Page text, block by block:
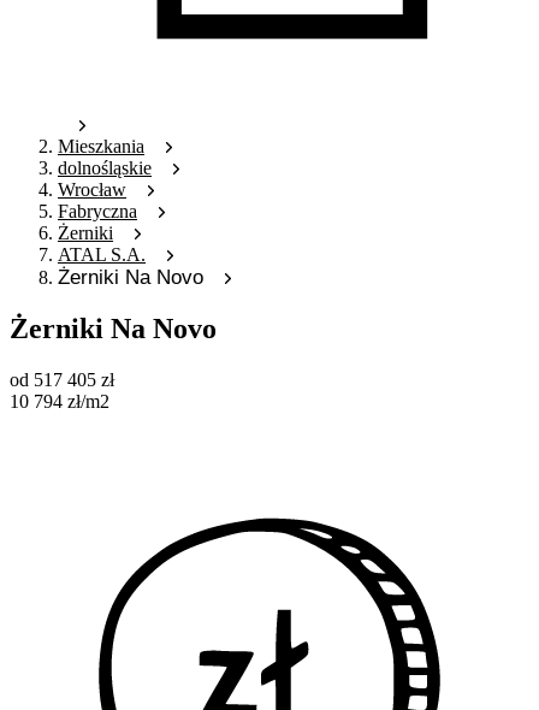
Mieszkania
dolnośląskie
Wrocław
Fabryczna
Żerniki
ATAL S.A.
Żerniki Na Novo
Żerniki Na Novo
od 517 405 zł
10 794 zł/m2